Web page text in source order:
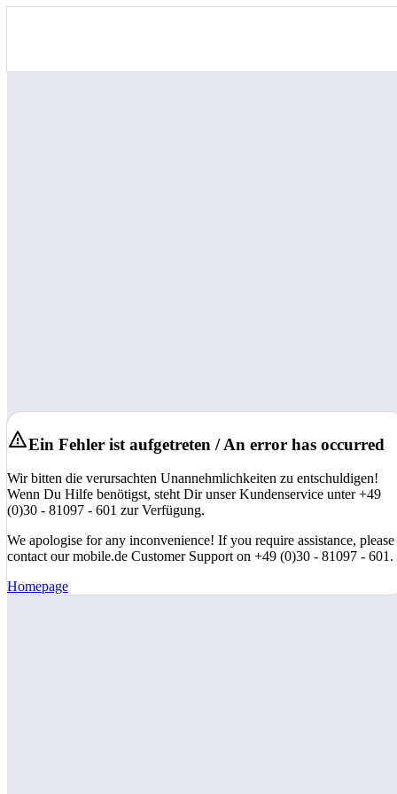
Ein Fehler ist aufgetreten / An error has occurred
Wir bitten die verursachten Unannehmlichkeiten zu entschuldigen!
Wenn Du Hilfe benötigst, steht Dir unser Kundenservice unter +49
(0)30 - 81097 - 601 zur Verfügung.
We apologise for any inconvenience! If you require assistance, please
contact our mobile.de Customer Support on +49 (0)30 - 81097 - 601.
Homepage